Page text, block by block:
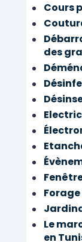
Cours
des
Le
en